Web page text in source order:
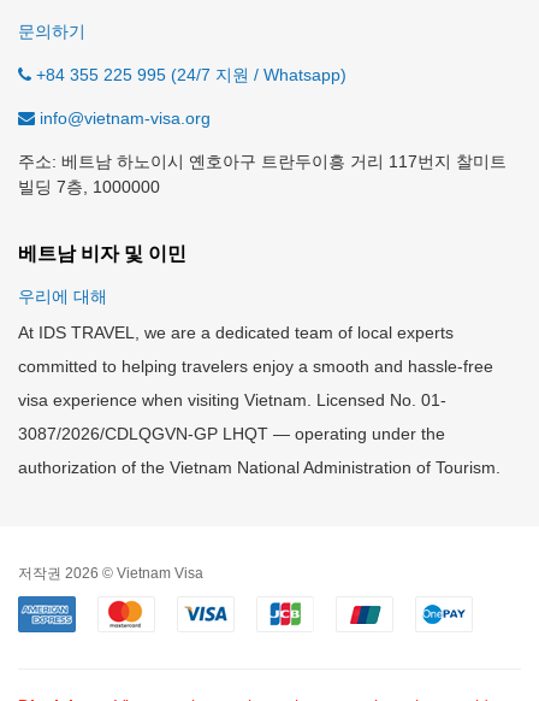
문의하기
+84 355 225 995 (24/7 지원 / Whatsapp)
info@vietnam-visa.org
주소: 베트남 하노이시 옌호아구 트란두이흥 거리 117번지 찰미트
빌딩 7층, 1000000
베트남 비자 및 이민
우리에 대해
At IDS TRAVEL, we are a dedicated team of local experts
committed to helping travelers enjoy a smooth and hassle-free
visa experience when visiting Vietnam. Licensed No. 01-
3087/2026/CDLQGVN-GP LHQT — operating under the
authorization of the Vietnam National Administration of Tourism.
저작권 2026 © Vietnam Visa